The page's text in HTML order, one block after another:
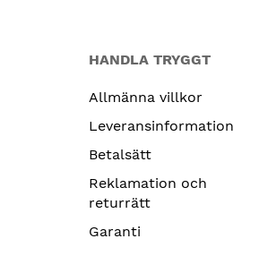
HANDLA TRYGGT
Allmänna villkor
Leveransinformation
Betalsätt
Reklamation och
returrätt
Garanti